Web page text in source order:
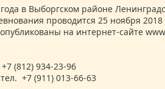
в Выборгском районе
проводится 25 ноября
на интернет-сайте
(812) 934-23-96
+7 (911) 013-66-63